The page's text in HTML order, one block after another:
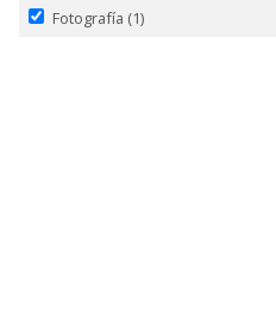
Fotografía (1)